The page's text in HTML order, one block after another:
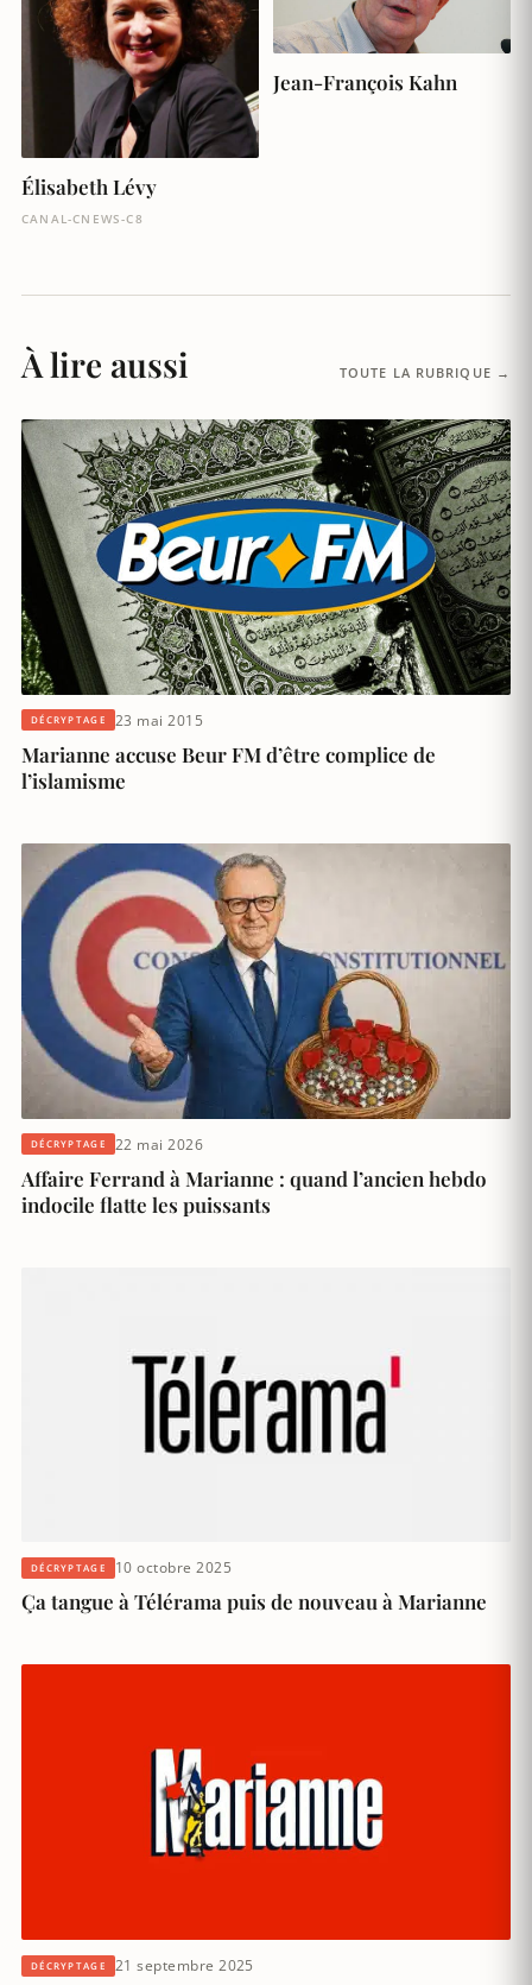
Élisabeth Lévy
CANAL-CNEWS-C8
Jean-François Kahn
À lire aussi TOUTE LA RUBRIQUE →
DÉCRYPTAGE 23 mai 2015
Marianne accuse Beur FM d’être complice de
l’islamisme
DÉCRYPTAGE 22 mai 2026
Affaire Ferrand à Marianne : quand l’ancien hebdo
indocile flatte les puissants
DÉCRYPTAGE 10 octobre 2025
Ça tangue à Télérama puis de nouveau à Marianne
DÉCRYPTAGE 21 septembre 2025